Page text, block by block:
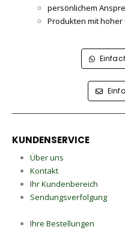
persönlichem
Produkten mit
KUNDENSERVICE
Über uns
Kontakt
Ihr Kundenbereich
Sendungsverfolgung
Ihre Bestellungen